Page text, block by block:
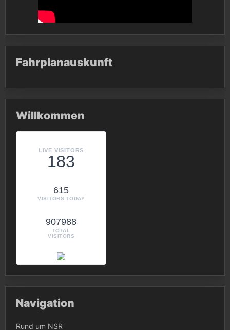
Fahrplanauskunft
Willkommen
LIVE VISITORS
183
615
VISITORS TODAY
907988
TOTAL
VISITORS
Navigation
Rund um NSR